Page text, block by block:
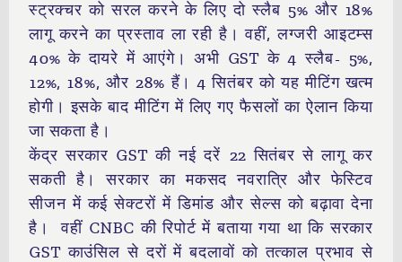
स्ट्रक्चर को सरल करने के लिए दो स्लैब 5% और 18%
लागू करने का प्रस्ताव ला रही है। वहीं, लग्जरी आइटम्स
40% के दायरे में आएंगे। अभी GST के 4 स्लैब- 5%,
12%, 18%, और 28% हैं। 4 सितंबर को यह मीटिंग खत्म
होगी। इसके बाद मीटिंग में लिए गए फैसलों का ऐलान किया
जा सकता है।
केंद्र सरकार GST की नई दरें 22 सितंबर से लागू कर
सकती है। सरकार का मकसद नवरात्रि और फेस्टिव
सीजन में कई सेक्टरों में डिमांड और सेल्स को बढ़ावा देना
है। वहीं CNBC की रिपोर्ट में बताया गया था कि सरकार
GST काउंसिल से दरों में बदलावों को तत्काल प्रभाव से